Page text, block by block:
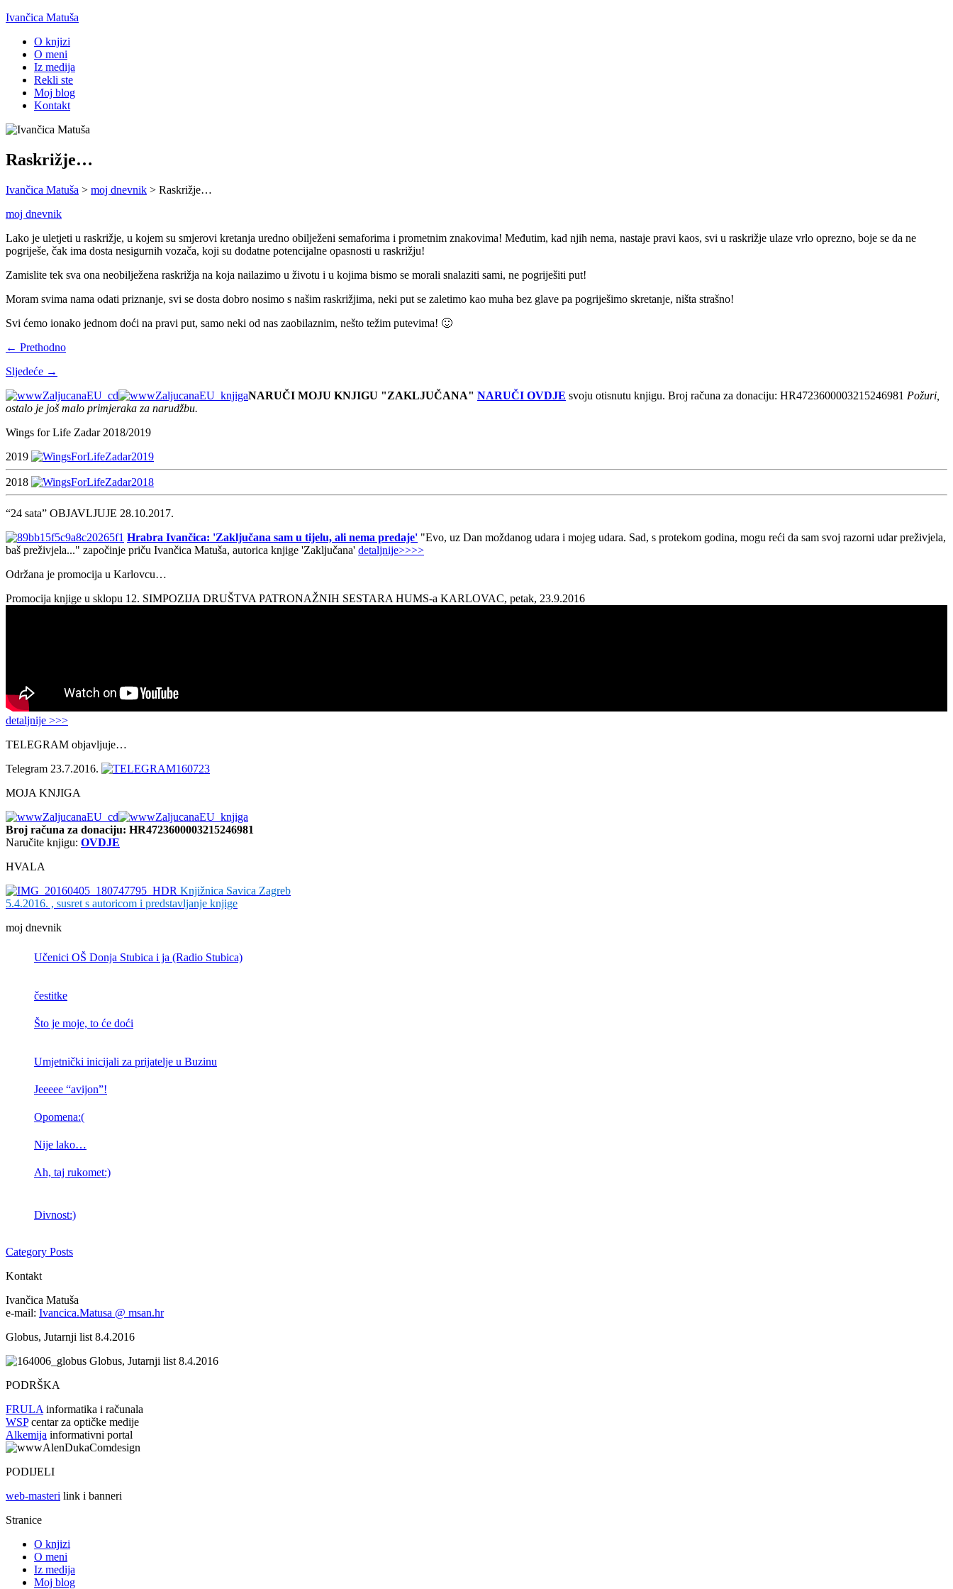
Ivančica Matuša
O knjizi
O meni
Iz medija
Rekli ste
Moj blog
Kontakt
Raskrižje…
Ivančica Matuša > moj dnevnik > Raskrižje…
moj dnevnik
Lako je uletjeti u raskrižje, u kojem su smjerovi kretanja uredno obilježeni semaforima i prometnim znakovima! Međutim, kad njih nema, nastaje pravi kaos, svi u raskrižje ulaze vrlo oprezno, boje se da ne
pogriješe, čak ima dosta nesigurnih vozača, koji su dodatne potencijalne opasnosti u raskrižju!
Zamislite tek sva ona neobilježena raskrižja na koja nailazimo u životu i u kojima bismo se morali snalaziti sami, ne pogriješiti put!
Moram svima nama odati priznanje, svi se dosta dobro nosimo s našim raskrižjima, neki put se zaletimo kao muha bez glave pa pogriješimo skretanje, ništa strašno!
Svi ćemo ionako jednom doći na pravi put, samo neki od nas zaobilaznim, nešto težim putevima! 🙂
← Prethodno
Sljedeće →
NARUČI MOJU KNJIGU "ZAKLJUČANA" NARUČI OVDJE svoju otisnutu knjigu. Broj računa za donaciju: HR4723600003215246981 Požuri,
ostalo je još malo primjeraka za narudžbu.
Wings for Life Zadar 2018/2019
2019
2018
“24 sata” OBJAVLJUJE 28.10.2017.
Hrabra Ivančica: 'Zaključana sam u tijelu, ali nema predaje' "Evo, uz Dan moždanog udara i mojeg udara. Sad, s protekom godina, mogu reći da sam svoj razorni udar preživjela,
baš preživjela..." započinje priču Ivančica Matuša, autorica knjige 'Zaključana' detaljnije>>>>
Održana je promocija u Karlovcu…
Promocija knjige u sklopu 12. SIMPOZIJA DRUŠTVA PATRONAŽNIH SESTARA HUMS-a KARLOVAC, petak, 23.9.2016
detaljnije >>>
TELEGRAM objavljuje…
Telegram 23.7.2016.
MOJA KNJIGA
Broj računa za donaciju: HR4723600003215246981
Naručite knjigu: OVDJE
HVALA
Knjižnica Savica Zagreb
5.4.2016. , susret s autoricom i predstavljanje knjige
moj dnevnik
Učenici OŠ Donja Stubica i ja (Radio Stubica)
čestitke
Što je moje, to će doći
Umjetnički inicijali za prijatelje u Buzinu
Jeeeee “avijon”!
Opomena:(
Nije lako…
Ah, taj rukomet:)
Divnost:)
Category Posts
Kontakt
Ivančica Matuša
e-mail: Ivancica.Matusa @ msan.hr
Globus, Jutarnji list 8.4.2016
Globus, Jutarnji list 8.4.2016
PODRŠKA
FRULA informatika i računala
WSPcentar za optičke medije
Alkemija informativni portal
PODIJELI
web-masteri link i banneri
Stranice
O knjizi
O meni
Iz medija
Moj blog